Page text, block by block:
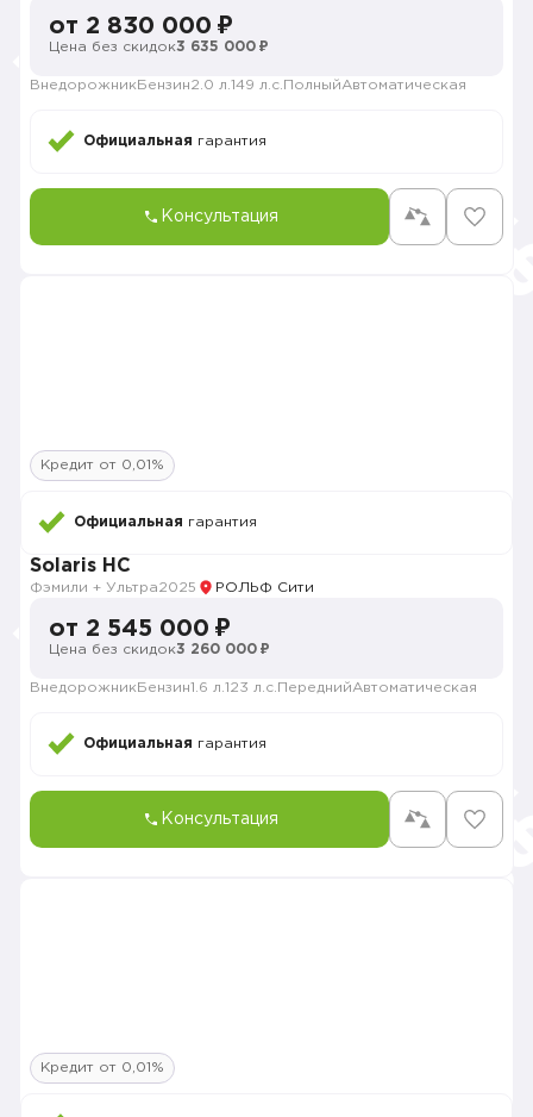
от 2 830 000 ₽
Цена без скидок3 635 000 ₽
Внедорожник Бензин2.0 л. 149 л.с. ПолныйАвтоматическая
Официальная гарантия
Консультация
Кредит от 0,01%
Официальная гарантия
Solaris HC
Фэмили + Ультра2025 РОЛЬФ Сити
от 2 545 000 ₽
Цена без скидок3 260 000 ₽
Внедорожник Бензин1.6 л. 123 л.с. ПереднийАвтоматическая
Официальная гарантия
Консультация
Кредит от 0,01%